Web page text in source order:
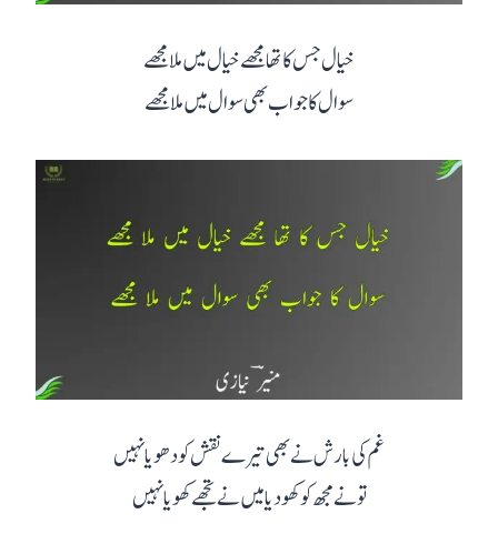
خیال جس کا تھا مجھے خیال میں ملا مجھے
سوال کا جواب بھی سوال میں ملا مجھے
غم کی بارش نے بھی تیرے نقش کو دھویا نہیں
تو نے مجھ کو کھو دیا میں نے تجھے کھویا نہیں